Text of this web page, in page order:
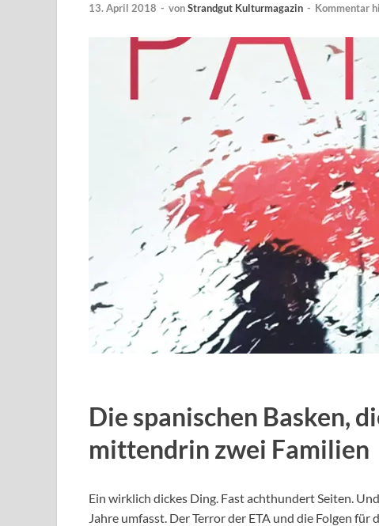
13. April 2018 - vonStrandgut Kulturmagazin - Kommentar
Die spanischen Basken,
mittendrin zwei Familien
Ein wirklich dickes Ding. Fast achthundert Seiten.
Jahre umfasst. Der Terror der ETA und die Folgen